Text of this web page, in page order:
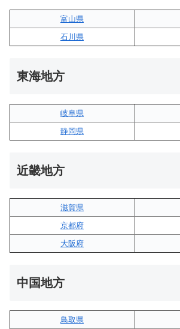
富山県
石川県
東海地方
岐阜県
静岡県
近畿地方
滋賀県
京都府
大阪府
中国地方
鳥取県